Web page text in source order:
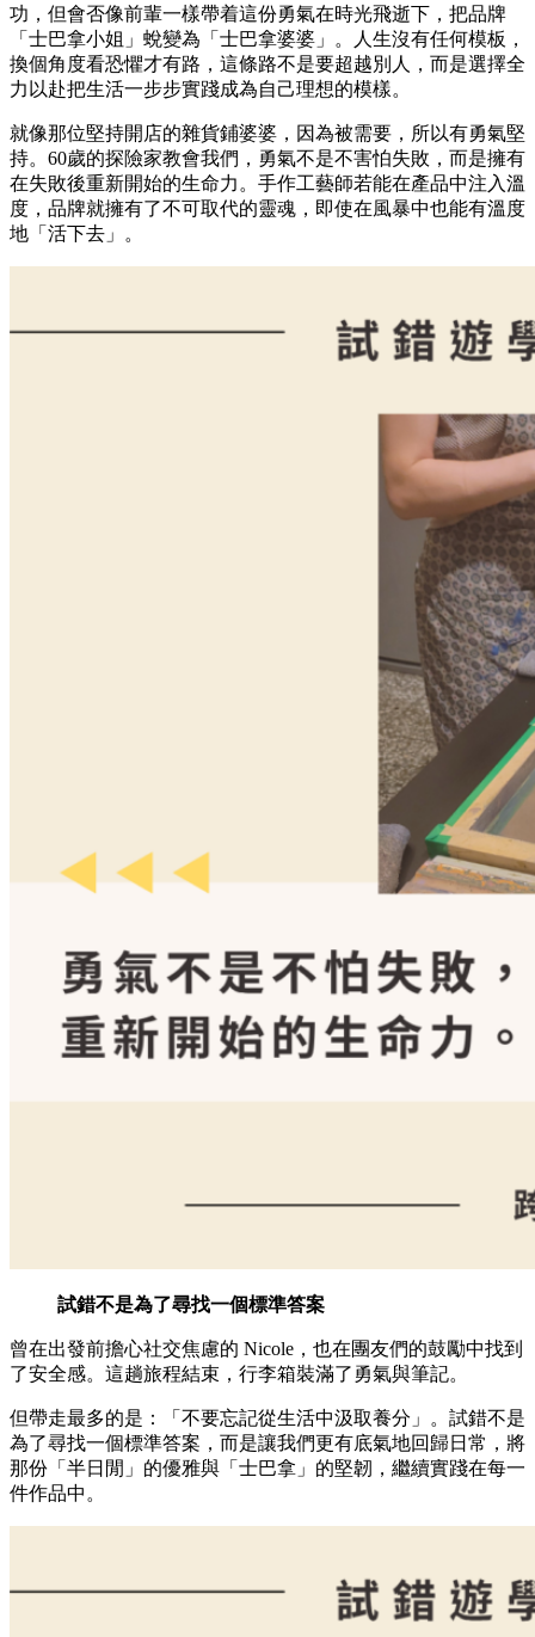
功，但會否像前輩一樣帶着這份勇氣在時光飛逝下，把品牌
「士巴拿小姐」蛻變為「士巴拿婆婆」。人生沒有任何模板，
換個角度看恐懼才有路，這條路不是要超越別人，而是選擇全
力以赴把生活一步步實踐成為自己理想的模樣。
就像那位堅持開店的雜貨鋪婆婆，因為被需要，所以有勇氣堅
持。60歲的探險家教會我們，勇氣不是不害怕失敗，而是擁有
在失敗後重新開始的生命力。手作工藝師若能在產品中注入溫
度，品牌就擁有了不可取代的靈魂，即使在風暴中也能有溫度
地「活下去」。
試錯不是為了尋找一個標準答案
曾在出發前擔心社交焦慮的 Nicole，也在團友們的鼓勵中找到
了安全感。這趟旅程結束，行李箱裝滿了勇氣與筆記。
但帶走最多的是：「不要忘記從生活中汲取養分」。試錯不是
為了尋找一個標準答案，而是讓我們更有底氣地回歸日常，將
那份「半日閒」的優雅與「士巴拿」的堅韌，繼續實踐在每一
件作品中。